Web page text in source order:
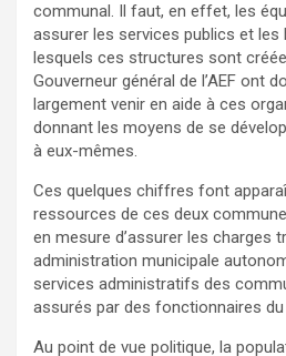
communal. Il faut, en effet, les
assurer les services publics et
lesquels ces structures sont
Gouverneur général de l’AEF ont
largement venir en aide à ces
donnant les moyens de se
à eux-mêmes.
Ces quelques chiffres font
ressources de ces deux
en mesure d’assurer les charges
administration municipale
services administratifs des
assurés par des fonctionnaires
Au point de vue politique, la